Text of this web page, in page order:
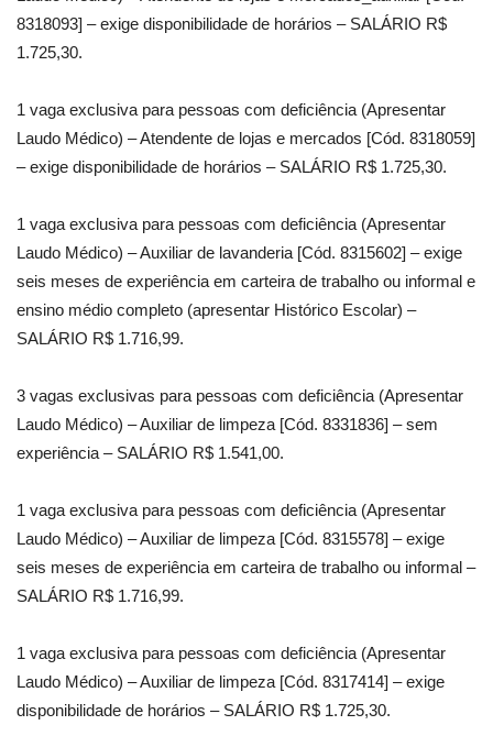
8318093] – exige disponibilidade de horários – SALÁRIO R$
1.725,30.
1 vaga exclusiva para pessoas com deficiência (Apresentar
Laudo Médico) – Atendente de lojas e mercados [Cód. 8318059]
– exige disponibilidade de horários – SALÁRIO R$ 1.725,30.
1 vaga exclusiva para pessoas com deficiência (Apresentar
Laudo Médico) – Auxiliar de lavanderia [Cód. 8315602] – exige
seis meses de experiência em carteira de trabalho ou informal e
ensino médio completo (apresentar Histórico Escolar) –
SALÁRIO R$ 1.716,99.
3 vagas exclusivas para pessoas com deficiência (Apresentar
Laudo Médico) – Auxiliar de limpeza [Cód. 8331836] – sem
experiência – SALÁRIO R$ 1.541,00.
1 vaga exclusiva para pessoas com deficiência (Apresentar
Laudo Médico) – Auxiliar de limpeza [Cód. 8315578] – exige
seis meses de experiência em carteira de trabalho ou informal –
SALÁRIO R$ 1.716,99.
1 vaga exclusiva para pessoas com deficiência (Apresentar
Laudo Médico) – Auxiliar de limpeza [Cód. 8317414] – exige
disponibilidade de horários – SALÁRIO R$ 1.725,30.